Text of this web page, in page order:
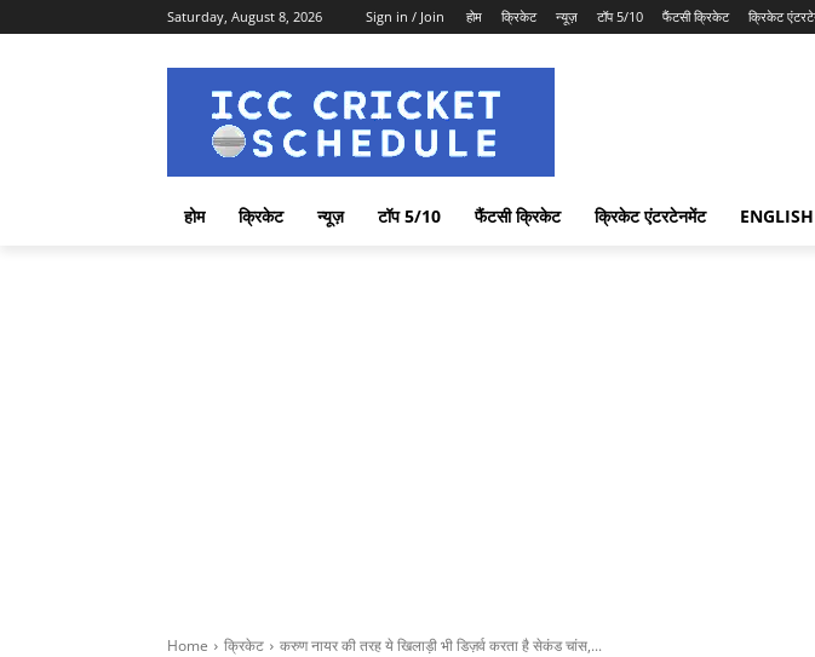
Saturday, August 8, 2026 Sign in / Join होम क्रिकेट न्यूज़ टॉप 5/10 फैंटसी क्रिकेट क्रिकेट
होम क्रिकेट न्यूज़ टॉप 5/10 फैंटसी क्रिकेट क्रिकेट एंटरटेनमेंट ENGLISH
Home क्रिकेट करुण नायर की तरह ये खिलाड़ी भी डिज़र्व करता है सेकंड चांस,...